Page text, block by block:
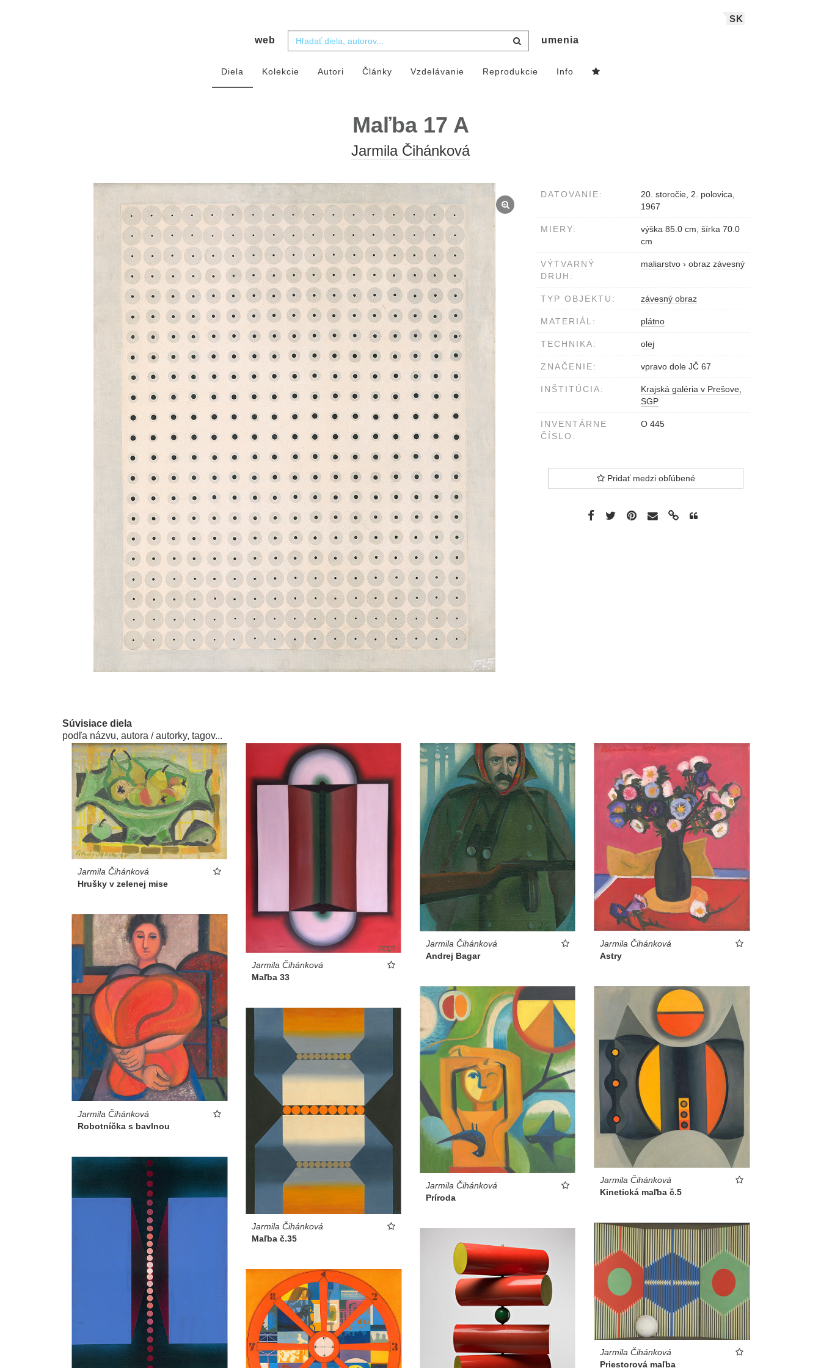
SK
web umenia
Diela Kolekcie Autori Články Vzdelávanie Reprodukcie Info
Maľba 17 A
Jarmila Čihánková
DATOVANIE:
20. storočie, 2. polovica,
1967
MIERY:
výška 85.0 cm, šírka 70.0
cm
VÝTVARNÝ
DRUH:
maliarstvo › obraz závesný
TYP OBJEKTU: závesný obraz
MATERIÁL: plátno
TECHNIKA: olej
ZNAČENIE: vpravo dole JČ 67
INŠTITÚCIA:
Krajská galéria v Prešove,
SGP
INVENTÁRNE
ČÍSLO:
O 445
Pridať medzi obľúbené
Súvisiace diela
podľa názvu, autora / autorky, tagov...
Jarmila Čihánková
Hrušky v zelenej mise
Jarmila Čihánková
Maľba 33
Jarmila Čihánková
Andrej Bagar
Jarmila Čihánková
Astry
Jarmila Čihánková
Robotníčka s bavlnou
Jarmila Čihánková
Kinetická maľba č.5
Jarmila Čihánková
Príroda
Jarmila Čihánková
Maľba č.35
Jarmila Čihánková
Priestorová maľba